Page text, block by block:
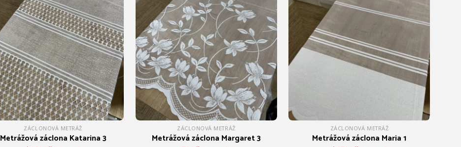
ZÁCLONOVÁ METRÁŽ
Metrážová záclona Katarina 3
ZÁCLONOVÁ METRÁŽ
Metrážová záclona Margaret 3
ZÁCLONOVÁ METRÁŽ
Metrážová záclona Maria 1